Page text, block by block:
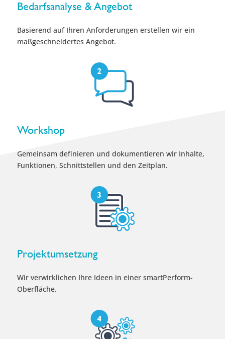
Bedarfsanalyse & Angebot
Basierend auf Ihren Anforderungen erstellen wir ein
maßgeschneidertes Angebot.
Workshop
Gemeinsam definieren und dokumentieren wir Inhalte,
Funktionen, Schnittstellen und den Zeitplan.
Projektumsetzung
Wir verwirklichen Ihre Ideen in einer smartPerform-
Oberfläche.